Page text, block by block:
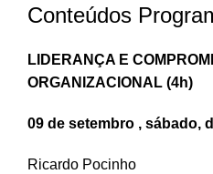
Conteúdos
LIDERANÇA E
ORGANIZACIONAL (4h)
09 de setembro , sábado,
Ricardo Pocinho